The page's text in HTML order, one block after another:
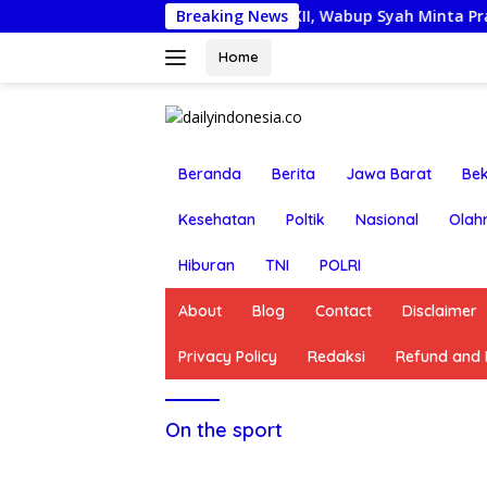
ke
Breaking News
Kontingen Jamnas XII, Wabup Syah Minta Pramuka
Home
Beranda Berita Jawa Barat
Kesehatan Poltik Nasional
Hiburan TNI POLRI
About Blog Contact Disclaimer
Privacy Policy Redaksi Refund and
On the sport